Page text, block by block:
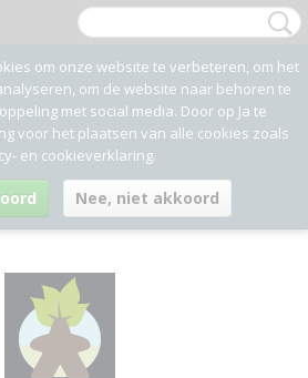
om onze website te verbeteren, om het
om de website naar behoren te
met social media. Door op Ja te
voor het plaatsen van alle cookies zoals
en cookieverklaring.
Nee, niet akkoord